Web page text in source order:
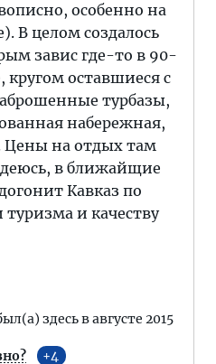
особенно на
В целом создалось
завис где-то в 90-
кругом оставшиеся с
турбазы,
набережная,
Цены на отдых там
в ближайщие
Кавказ по
и качеству
здесь в августе 2015
4